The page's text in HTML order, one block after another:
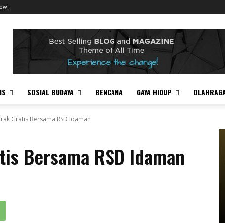
SOSIAL BUDAYA BENCANA GAYA HIDUP
Gratis Bersama RSD Idaman
Bersama RSD Idaman